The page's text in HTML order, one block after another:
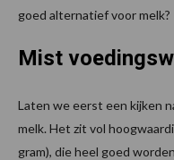
goed alternatief voor melk?
Mist
Laten we eerst een kijken
melk. Het zit vol
gram), die heel goed